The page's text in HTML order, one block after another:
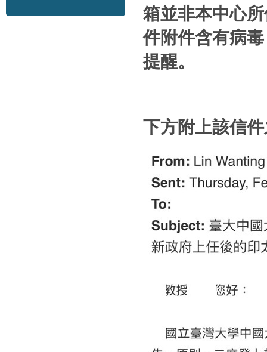
箱並非本中心
件附件含有病
提醒。
下方附上該信